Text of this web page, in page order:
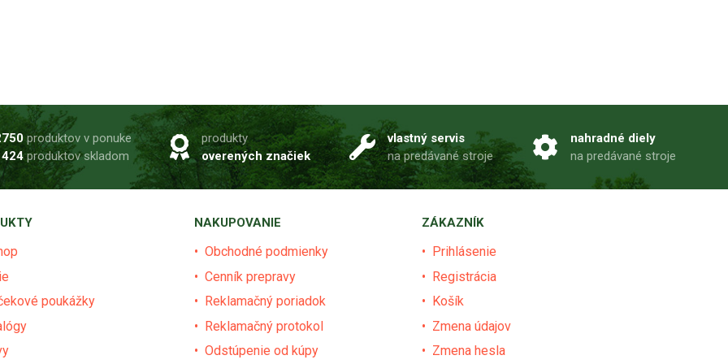
produktov v ponuke
produktov skladom
produkty
overených značiek
vlastný servis
na predávané stroje
nahradné diely
na predávané stroje
poukážky
NAKUPOVANIE
Obchodné podmienky
Cenník prepravy
Reklamačný poriadok
Reklamačný protokol
Odstúpenie od kúpy
ZÁKAZNÍK
Prihlásenie
Registrácia
Košík
Zmena údajov
Zmena hesla